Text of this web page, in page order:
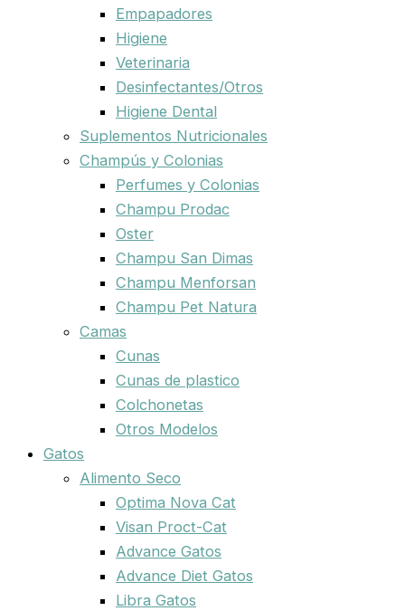
Empapadores
Higiene
Veterinaria
Desinfectantes/Otros
Higiene Dental
Suplementos Nutricionales
Champús y Colonias
Perfumes y Colonias
Champu Prodac
Oster
Champu San Dimas
Champu Menforsan
Champu Pet Natura
Camas
Cunas
Cunas de plastico
Colchonetas
Otros Modelos
Gatos
Alimento Seco
Optima Nova Cat
Visan Proct-Cat
Advance Gatos
Advance Diet Gatos
Libra Gatos